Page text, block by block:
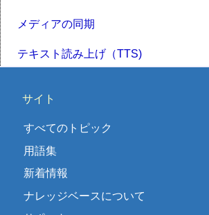
メディアの同期
テキスト読み上げ（TTS)
サイト
すべてのトピック
用語集
新着情報
ナレッジベースについて